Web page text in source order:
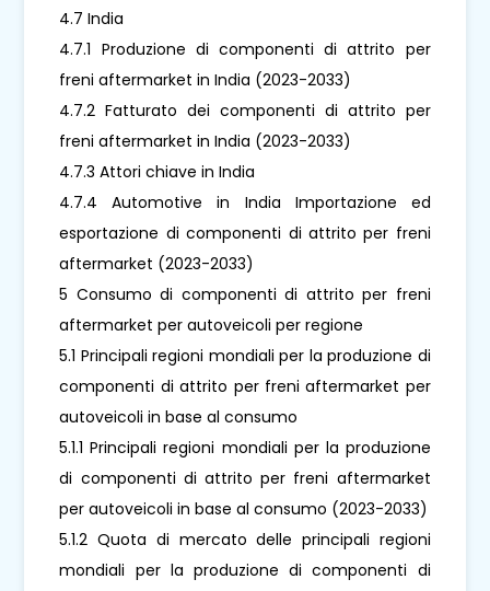
4.7 India
4.7.1 Produzione di componenti di attrito per
freni aftermarket in India (2023-2033)
4.7.2 Fatturato dei componenti di attrito per
freni aftermarket in India (2023-2033)
4.7.3 Attori chiave in India
4.7.4 Automotive in India Importazione ed
esportazione di componenti di attrito per freni
aftermarket (2023-2033)
5 Consumo di componenti di attrito per freni
aftermarket per autoveicoli per regione
5.1 Principali regioni mondiali per la produzione di
componenti di attrito per freni aftermarket per
autoveicoli in base al consumo
5.1.1 Principali regioni mondiali per la produzione
di componenti di attrito per freni aftermarket
per autoveicoli in base al consumo (2023-2033)
5.1.2 Quota di mercato delle principali regioni
mondiali per la produzione di componenti di